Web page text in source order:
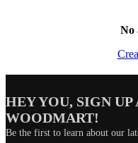
No
HEY YOU, SIGN
WOODMART!
Be the first to learn about our